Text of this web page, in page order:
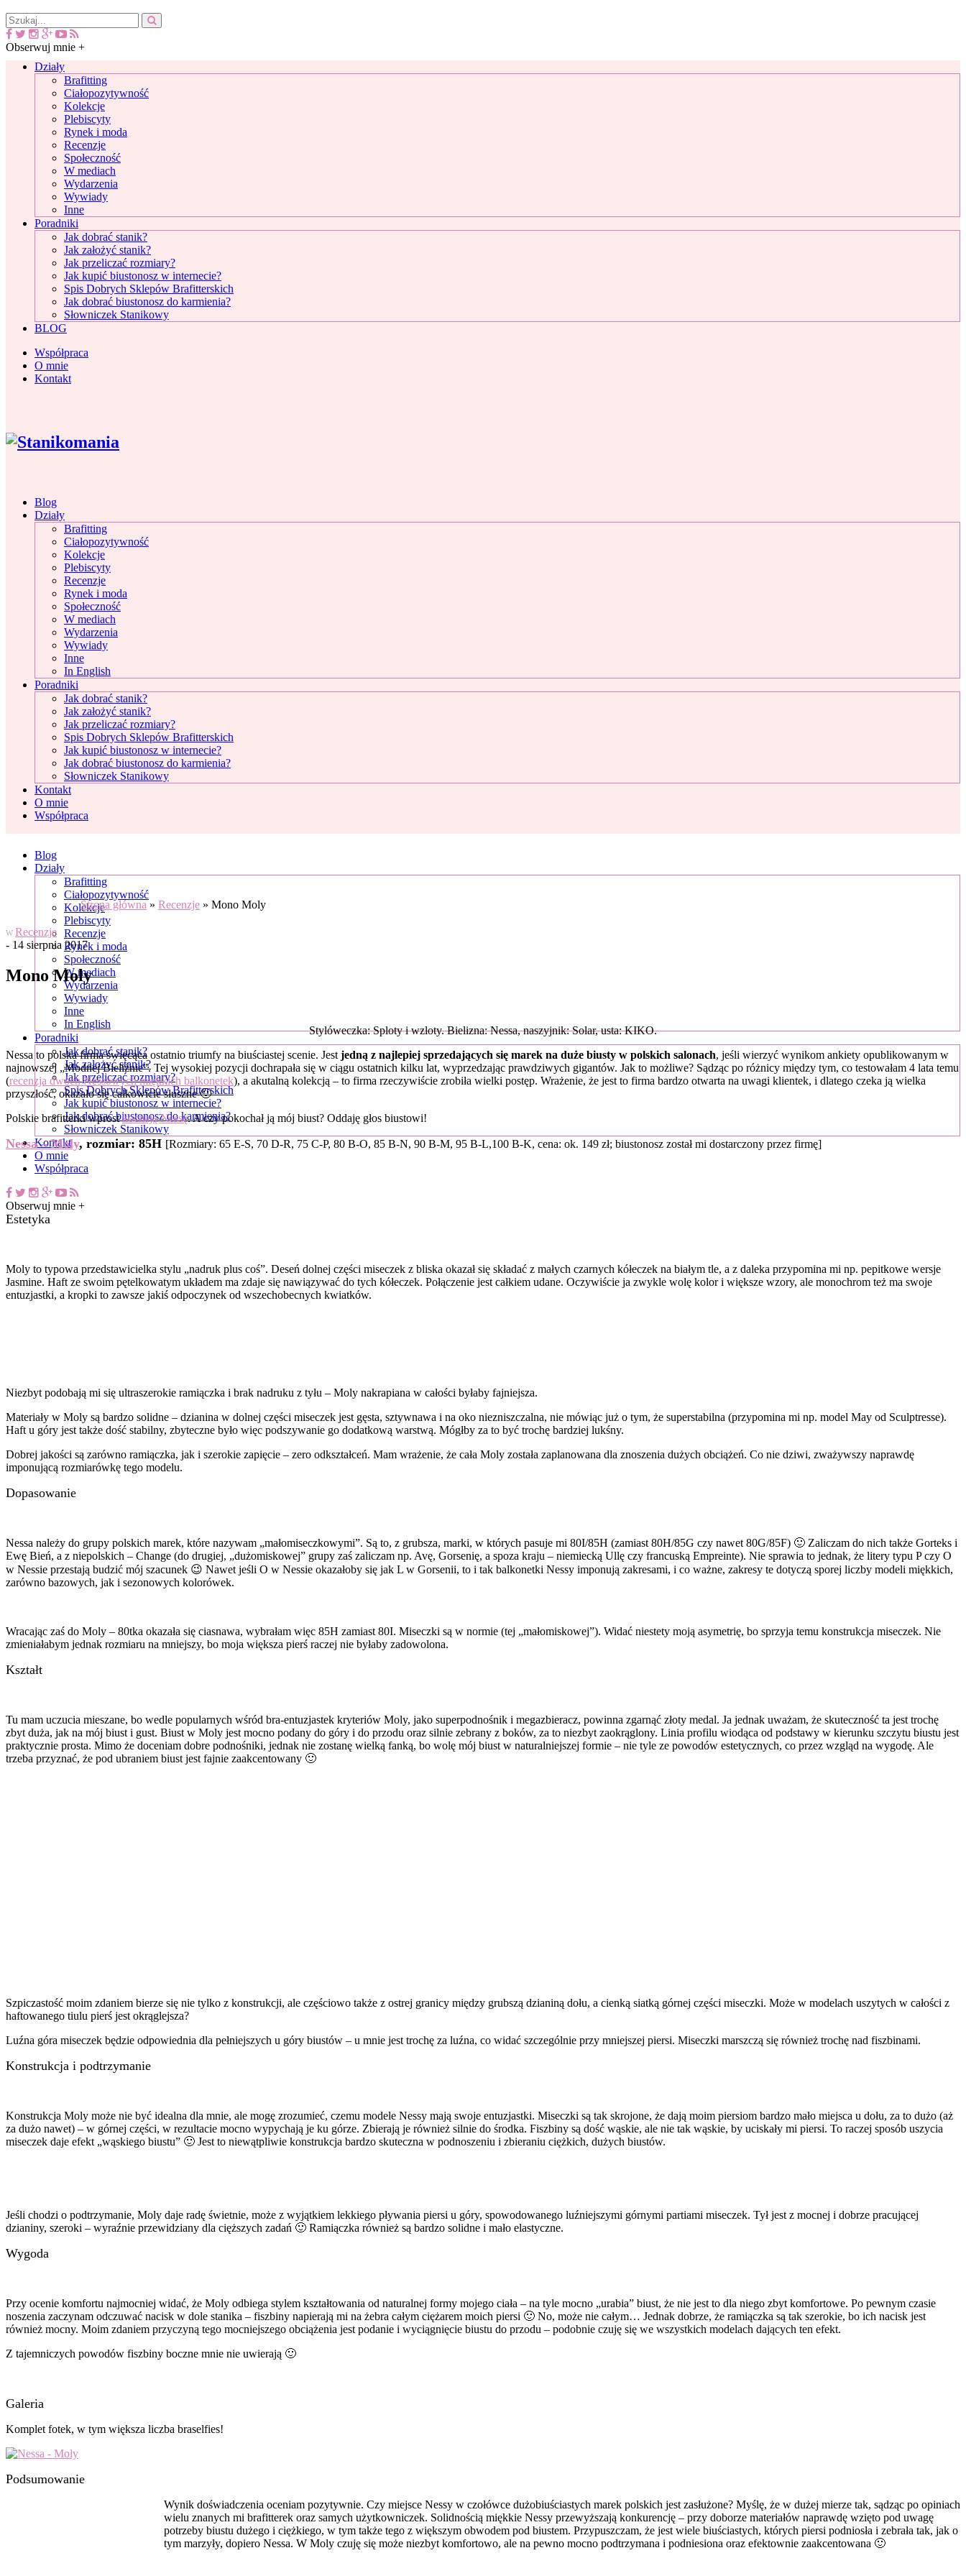
Obserwuj mnie +
Działy
Brafitting
Ciałopozytywność
Kolekcje
Plebiscyty
Rynek i moda
Recenzje
Społeczność
W mediach
Wydarzenia
Wywiady
Inne
Poradniki
Jak dobrać stanik?
Jak założyć stanik?
Jak przeliczać rozmiary?
Jak kupić biustonosz w internecie?
Spis Dobrych Sklepów Brafitterskich
Jak dobrać biustonosz do karmienia?
Słowniczek Stanikowy
BLOG
Współpraca
O mnie
Kontakt
Blog
Działy
Brafitting
Ciałopozytywność
Kolekcje
Plebiscyty
Recenzje
Rynek i moda
Społeczność
W mediach
Wydarzenia
Wywiady
Inne
In English
Poradniki
Jak dobrać stanik?
Jak założyć stanik?
Jak przeliczać rozmiary?
Spis Dobrych Sklepów Brafitterskich
Jak kupić biustonosz w internecie?
Jak dobrać biustonosz do karmienia?
Słowniczek Stanikowy
Kontakt
O mnie
Współpraca
Blog
Działy
Brafitting
Ciałopozytywność
Kolekcje
Plebiscyty
Recenzje
Rynek i moda
Społeczność
W mediach
Wydarzenia
Wywiady
Inne
In English
Poradniki
Jak dobrać stanik?
Jak założyć stanik?
Jak przeliczać rozmiary?
Spis Dobrych Sklepów Brafitterskich
Jak kupić biustonosz w internecie?
Jak dobrać biustonosz do karmienia?
Słowniczek Stanikowy
Kontakt
O mnie
Współpraca
Obserwuj mnie +
Strona główna » Recenzje » Mono Moly
W Recenzje
- 14 sierpnia 2017
Mono Moly
Stylóweczka: Sploty i wzloty. Bielizna: Nessa, naszyjnik: Solar, usta: KIKO.
Nessa to polska firma święcąca ostatnio triumfy na biuściastej scenie. Jest jedną z najlepiej sprzedających się marek na duże biusty w polskich salonach, jeśli wierzyć wynikom ankiety opublikowanym w
najnowszej „Modnej Bieliźnie”. Tej wysokiej pozycji dochrapała się w ciągu ostatnich kilku lat, wyprzedzając prawdziwych gigantów. Jak to możliwe? Sądząc po różnicy między tym, co testowałam 4 lata temu
(recenzja dwóch Nessowych miękkich balkonetek), a akutalną kolekcją – to firma rzeczywiście zrobiła wielki postęp. Wrażenie, że jest to firma bardzo otwarta na uwagi klientek, i dlatego czeka ją wielka
przyszłość, okazało się całkowicie słuszne 🙂
Polskie brafitterki wprostkochają Nessę. A czy pokochał ją mój biust? Oddaję głos biustowi!
Nessa – Moly, rozmiar: 85H [Rozmiary: 65 E-S, 70 D-R, 75 C-P, 80 B-O, 85 B-N, 90 B-M, 95 B-L,100 B-K, cena: ok. 149 zł; biustonosz został mi dostarczony przez firmę]
Estetyka
Moly to typowa przedstawicielka stylu „nadruk plus coś”. Deseń dolnej części miseczek z bliska okazał się składać z małych czarnych kółeczek na białym tle, a z daleka przypomina mi np. pepitkowe wersje
Jasmine. Haft ze swoim pętelkowatym układem ma zdaje się nawiązywać do tych kółeczek. Połączenie jest całkiem udane. Oczywiście ja zwykle wolę kolor i większe wzory, ale monochrom też ma swoje
entuzjastki, a kropki to zawsze jakiś odpoczynek od wszechobecnych kwiatków.
Niezbyt podobają mi się ultraszerokie ramiączka i brak nadruku z tyłu – Moly nakrapiana w całości byłaby fajniejsza.
Materiały w Moly są bardzo solidne – dzianina w dolnej części miseczek jest gęsta, sztywnawa i na oko niezniszczalna, nie mówiąc już o tym, że superstabilna (przypomina mi np. model May od Sculptresse).
Haft u góry jest także dość stabilny, zbyteczne było więc podszywanie go dodatkową warstwą. Mógłby za to być trochę bardziej lukśny.
Dobrej jakości są zarówno ramiączka, jak i szerokie zapięcie – zero odkształceń. Mam wrażenie, że cała Moly została zaplanowana dla znoszenia dużych obciążeń. Co nie dziwi, zważywszy naprawdę
imponującą rozmiarówkę tego modelu.
Dopasowanie
Nessa należy do grupy polskich marek, które nazywam „małomiseczkowymi”. Są to, z grubsza, marki, w których pasuje mi 80I/85H (zamiast 80H/85G czy nawet 80G/85F) 🙂 Zaliczam do nich także Gorteks i
Ewę Bień, a z niepolskich – Change (do drugiej, „dużomiskowej” grupy zaś zaliczam np. Avę, Gorsenię, a spoza kraju – niemiecką Ullę czy francuską Empreinte). Nie sprawia to jednak, że litery typu P czy O
w Nessie przestają budzić mój szacunek 😉 Nawet jeśli O w Nessie okazałoby się jak L w Gorsenii, to i tak balkonetki Nessy imponują zakresami, i co ważne, zakresy te dotyczą sporej liczby modeli miękkich,
zarówno bazowych, jak i sezonowych kolorówek.
Wracając zaś do Moly – 80tka okazała się ciasnawa, wybrałam więc 85H zamiast 80I. Miseczki są w normie (tej „małomiskowej”). Widać niestety moją asymetrię, bo sprzyja temu konstrukcja miseczek. Nie
zmieniałabym jednak rozmiaru na mniejszy, bo moja większa pierś raczej nie byłaby zadowolona.
Kształt
Tu mam uczucia mieszane, bo wedle popularnych wśród bra-entuzjastek kryteriów Moly, jako superpodnośnik i megazbieracz, powinna zgarnąć złoty medal. Ja jednak uważam, że skuteczność ta jest trochę
zbyt duża, jak na mój biust i gust. Biust w Moly jest mocno podany do góry i do przodu oraz silnie zebrany z boków, za to niezbyt zaokrąglony. Linia profilu wiodąca od podstawy w kierunku szczytu biustu jest
praktycznie prosta. Mimo że doceniam dobre podnośniki, jednak nie zostanę wielką fanką, bo wolę mój biust w naturalniejszej formie – nie tyle ze powodów estetycznych, co przez wzgląd na wygodę. Ale
trzeba przyznać, że pod ubraniem biust jest fajnie zaakcentowany 🙂
Szpiczastość moim zdaniem bierze się nie tylko z konstrukcji, ale częściowo także z ostrej granicy między grubszą dzianiną dołu, a cienką siatką górnej części miseczki. Może w modelach uszytych w całości z
haftowanego tiulu pierś jest okrąglejsza?
Luźna góra miseczek będzie odpowiednia dla pełniejszych u góry biustów – u mnie jest trochę za luźna, co widać szczególnie przy mniejszej piersi. Miseczki marszczą się również trochę nad fiszbinami.
Konstrukcja i podtrzymanie
Konstrukcja Moly może nie być idealna dla mnie, ale mogę zrozumieć, czemu modele Nessy mają swoje entuzjastki. Miseczki są tak skrojone, że dają moim piersiom bardzo mało miejsca u dołu, za to dużo (aż
za dużo nawet) – w górnej części, w rezultacie mocno wypychają je ku górze. Zbierają je również silnie do środka. Fiszbiny są dość wąskie, ale nie tak wąskie, by uciskały mi piersi. To raczej sposób uszycia
miseczek daje efekt „wąskiego biustu” 🙂 Jest to niewątpliwie konstrukcja bardzo skuteczna w podnoszeniu i zbieraniu ciężkich, dużych biustów.
Jeśli chodzi o podtrzymanie, Moly daje radę świetnie, może z wyjątkiem lekkiego pływania piersi u góry, spowodowanego luźniejszymi górnymi partiami miseczek. Tył jest z mocnej i dobrze pracującej
dzianiny, szeroki – wyraźnie przewidziany dla cięższych zadań 🙂 Ramiączka również są bardzo solidne i mało elastyczne.
Wygoda
Przy ocenie komfortu najmocniej widać, że Moly odbiega stylem kształtowania od naturalnej formy mojego ciała – na tyle mocno „urabia” biust, że nie jest to dla niego zbyt komfortowe. Po pewnym czasie
noszenia zaczynam odczuwać nacisk w dole stanika – fiszbiny napierają mi na żebra całym ciężarem moich piersi 🙂 No, może nie całym… Jednak dobrze, że ramiączka są tak szerokie, bo ich nacisk jest
również mocny. Moim zdaniem przyczyną tego mocniejszego obciążenia jest podanie i wyciągnięcie biustu do przodu – podobnie czuję się we wszystkich modelach dających ten efekt.
Z tajemniczych powodów fiszbiny boczne mnie nie uwierają 🙂
Galeria
Komplet fotek, w tym większa liczba braselfies!
Podsumowanie
Wynik doświadczenia oceniam pozytywnie. Czy miejsce Nessy w czołówce dużobiuściastych marek polskich jest zasłużone? Myślę, że w dużej mierze tak, sądząc po opiniach
wielu znanych mi brafitterek oraz samych użytkowniczek. Solidnością miękkie Nessy przewyższają konkurencję – przy doborze materiałów naprawdę wzięto pod uwagę
potrzeby biustu dużego i ciężkiego, w tym także tego z większym obwodem pod biustem. Przypuszczam, że jest wiele biuściastych, których piersi podniosła i zebrała tak, jak o
tym marzyły, dopiero Nessa. W Moly czuję się może niezbyt komfortowo, ale na pewno mocno podtrzymana i podniesiona oraz efektownie zaakcentowana 🙂